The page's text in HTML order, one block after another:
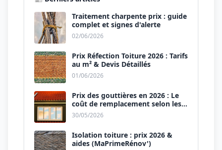
Traitement charpente prix : guide
complet et signes d'alerte
02/06/2026
Prix Réfection Toiture 2026 : Tarifs
au m² & Devis Détaillés
01/06/2026
Prix des gouttières en 2026 : Le
coût de remplacement selon les
matériaux
30/05/2026
Isolation toiture : prix 2026 &
aides (MaPrimeRénov')